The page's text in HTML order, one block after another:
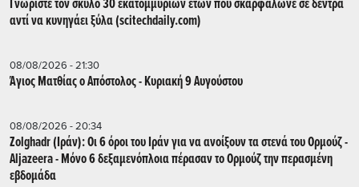
Γνωρίστε τον σκύλο 30 εκατομμυρίων ετών που σκαρφάλωνε σε δέντρα
αντί να κυνηγάει ξύλα (scitechdaily.com)
08/08/2026 - 21:30
Άγιος Ματθίας ο Απόστολος - Κυριακή 9 Αυγούστου
08/08/2026 - 20:34
Zolghadr (Ιράν): Οι 6 όροι του Ιράν για να ανοίξουν τα στενά του Ορμούζ -
Aljazeera - Mόνο 6 δεξαμενόπλοια πέρασαν το Ορμούζ την περασμένη
εβδομάδα